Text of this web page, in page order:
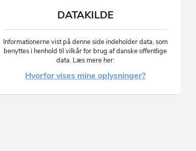
DATAKILDE
Informationerne vist på denne side indeholder data, som
benyttes i henhold til vilkår for brug af danske offentlige
data. Læs mere her:
Hvorfor vises mine oplysninger?